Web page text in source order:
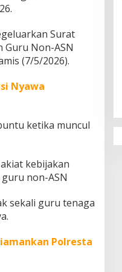
Surat
Guru Non-ASN
(7/5/2026).
Nyawa
ketika muncul
kebijakan
non-ASN
sekali guru tenaga
Polresta
Agama dan
di Malaysia Tertarik